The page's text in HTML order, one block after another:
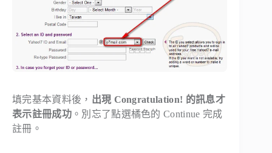
填完基本資料後， 出現 Congratulation! 的訊息才
表示註冊成功。別忘了點選橘色的Continue 完成
註冊。